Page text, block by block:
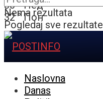
30 ° Нед
32 ° Пон
Nema rezultata
Pogledaj sve rezultate
Naslovna
Danas